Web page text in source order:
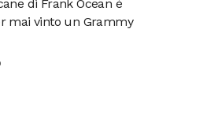
di Frank Ocean è
mai vinto un Grammy